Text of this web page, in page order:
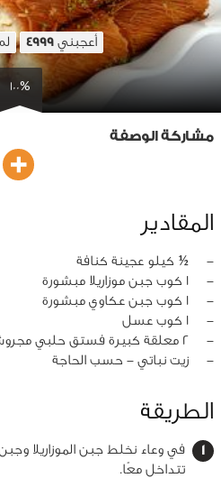
أعجبني 4999
100%
مشاركة الوصفة
المقادير
‏-
½ كيلو عجينة كنافة
‏-
1 كوب جبن موزاريلا مبشورة
‏-
1 كوب جبن عكاوي مبشورة
‏-
1 كوب عسل
‏-
2 معلقة كبيرة فستق حلبي مجروش
‏-
زيت نباتي - حسب الحاجة
الطريقة
في وعاء نخلط جبن الموزاريلا
تتداخل معًا.